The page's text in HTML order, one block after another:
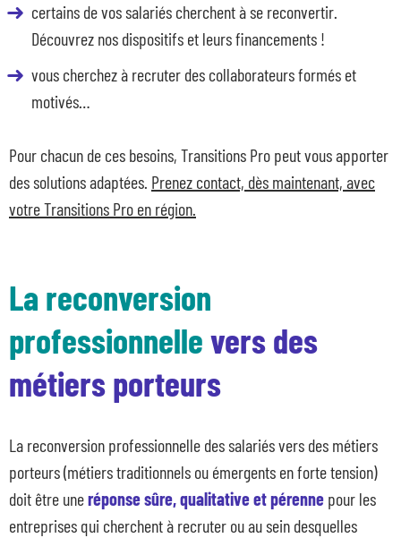
certains de vos salariés cherchent à se reconvertir.
Découvrez nos dispositifs et leurs financements !
vous cherchez à recruter des collaborateurs formés et
motivés…
Pour chacun de ces besoins, Transitions Pro peut vous apporter
des solutions adaptées. Prenez contact, dès maintenant, avec
votre Transitions Pro en région.
La reconversion
professionnellevers des
métiers porteurs
La reconversion professionnelle des salariés vers des métiers
porteurs (métiers traditionnels ou émergents en forte tension)
doit être uneréponse sûre, qualitative et pérenne pour les
entreprises qui cherchent à recruter ou au sein desquelles